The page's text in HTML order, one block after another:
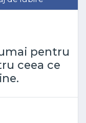
pentru
ceea ce